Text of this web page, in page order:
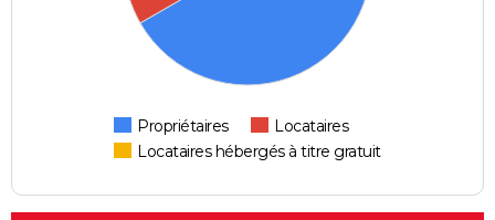
Propriétaires
Locataires
Locataires hébergés à titre gratuit